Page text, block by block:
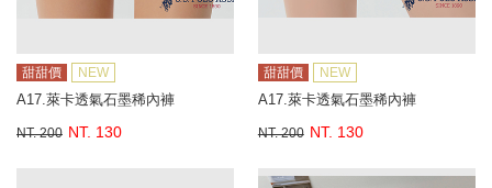
甜甜價 NEW
A17.萊卡透氣石墨稀內褲
NT. 200 NT. 130
甜甜價 NEW
A17.萊卡透氣石墨稀內褲
NT. 200 NT. 130